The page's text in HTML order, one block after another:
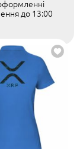
до 13:00